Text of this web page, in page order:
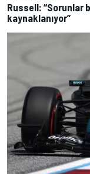
Russell: “Sorunlar
kaynaklanıyor”